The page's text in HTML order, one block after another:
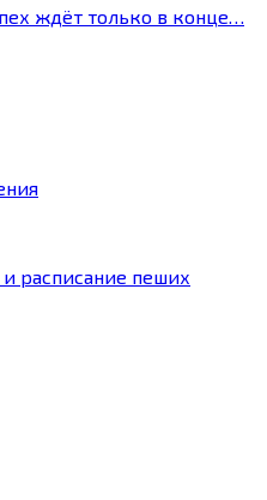
ждёт только в конце…
и расписание пеших